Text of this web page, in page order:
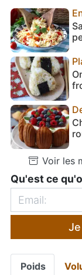
Voir les
Qu'est ce
Poids